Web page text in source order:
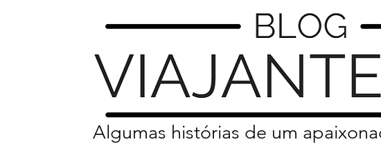
Algumas histórias de um